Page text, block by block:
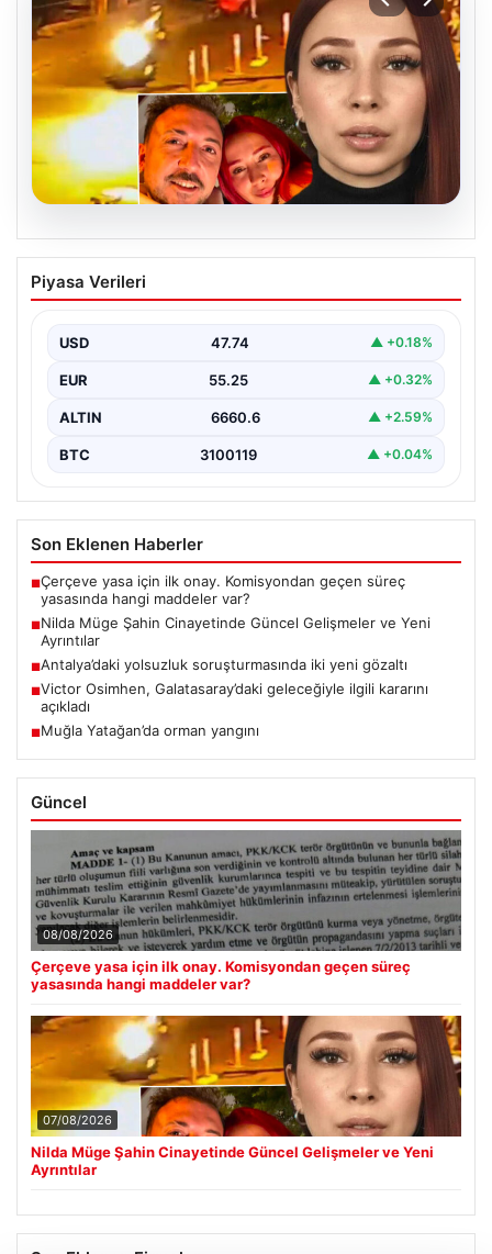
Nilda Müge Şahin Cinayetinde Güncel
Gelişmeler ve Yeni Ayrıntılar
kadının hayatını kaybetmesine neden olan trajik…
Piyasa Verileri
USD 47.74 ▲ +0.18%
EUR 55.25 ▲ +0.32%
ALTIN 6660.6 ▲ +2.59%
BTC 3100119 ▲ +0.04%
Son Eklenen Haberler
■Çerçeve yasa için ilk onay. Komisyondan geçen süreç
yasasında hangi maddeler var?
■Nilda Müge Şahin Cinayetinde Güncel Gelişmeler ve Yeni
Ayrıntılar
■Antalya’daki yolsuzluk soruşturmasında iki yeni gözaltı
■Victor Osimhen, Galatasaray’daki geleceğiyle ilgili kararını
açıkladı
■Muğla Yatağan’da orman yangını
Güncel
08/08/2026
Çerçeve yasa için ilk onay. Komisyondan geçen süreç
yasasında hangi maddeler var?
07/08/2026
Nilda Müge Şahin Cinayetinde Güncel Gelişmeler ve Yeni
Ayrıntılar